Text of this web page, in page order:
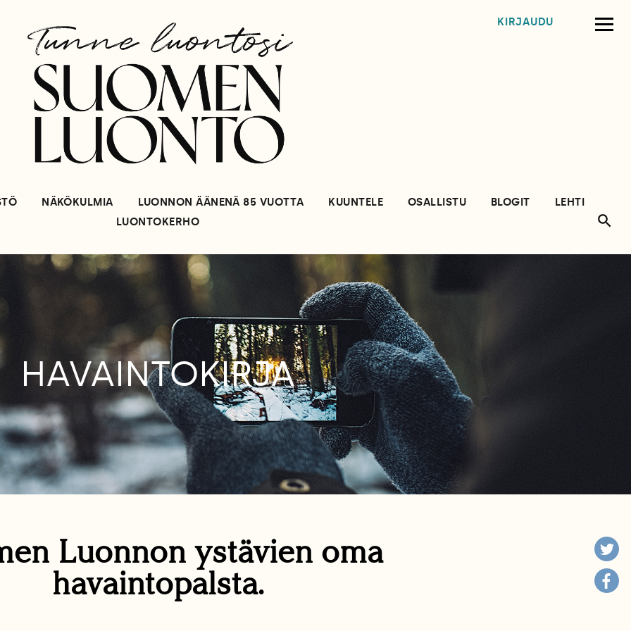
KIRJAUDU
NÄKÖKULMIA LUONNON ÄÄNENÄ 85 VUOTTA KUUNTELE OSALLISTU BLOGIT
LEHTI
LUONTOKERHO
HAVAINTOKIRJA
Luonnon ystävien oma
havaintopalsta.